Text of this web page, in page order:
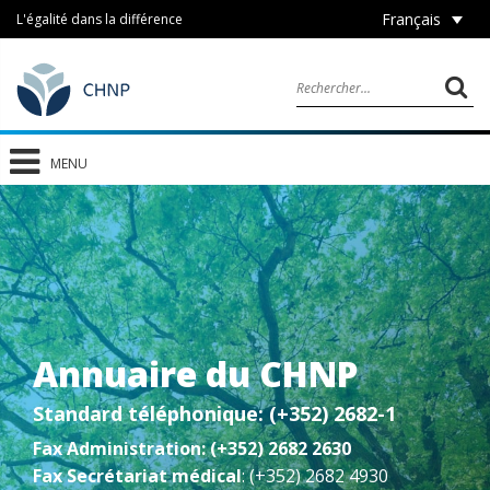
L'égalité dans la différence Français
MENU
Annuaire du CHNP
Standard téléphonique: (+352) 2682-1
Fax Administration: (+352) 2682 2630
Fax Secrétariat médical: (+352) 2682 4930